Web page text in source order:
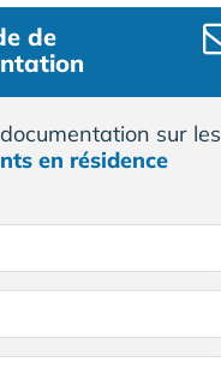
de
sur les
en résidence